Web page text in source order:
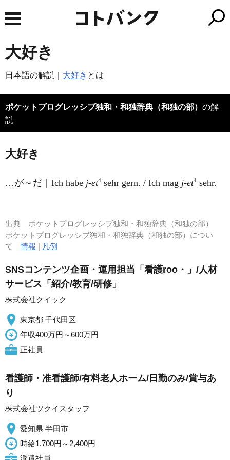
大好き
日本語の解説｜ 大好き とは
ポケットプログレッシブ独和・和独辞典（和独の部） の解
説
大好き
…が～だ｜Ich habe j-et4 sehr gern. / Ich mag j-et4 sehr.
出典 ポケットプログレッシブ独和・和独辞典（和独の部）
ポケットプログレッシブ独和・和独辞典（和独の部）につい
て情報 | 凡例
SNSコンテンツ企画・運用担当「看護roo・」/人材
サービス「紹介/教育/研修」
株式会社クイック
東京都 千代田区
年収400万円～600万円
正社員
看護師・准看護師/有料老人ホーム/日勤のみ/賞与あ
り
株式会社ツクイスタッフ
愛知県 半田市
時給1,700円～2,400円
派遣社員